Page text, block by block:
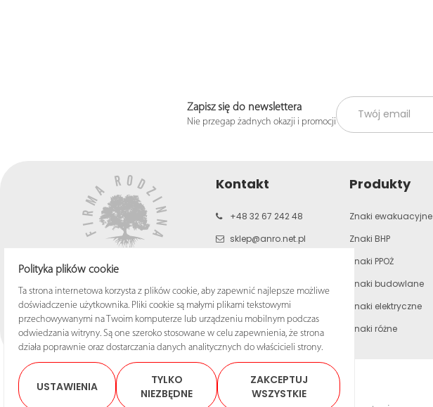
Zapisz się do newslettera
Nie przegap żadnych okazji i promocji
Kontakt
+48 32 67 242 48
sklep@anro.net.pl
Produkty
Znaki ewakuacyjne
Znaki BHP
Znaki PPOŻ
Znaki budowlane
Znaki elektryczne
Znaki różne
Polityka plików cookie
Ta strona internetowa korzysta z plików cookie, aby zapewnić najlepsze możliwe
doświadczenie użytkownika. Pliki cookie są małymi plikami tekstowymi
przechowywanymi na Twoim komputerze lub urządzeniu mobilnym podczas
odwiedzania witryny. Są one szeroko stosowane w celu zapewnienia, że strona
działa poprawnie oraz dostarczania danych analitycznych do właścicieli strony.
USTAWIENIA
TYLKO
NIEZBĘDNE
ZAKCEPTUJ
WSZYSTKIE